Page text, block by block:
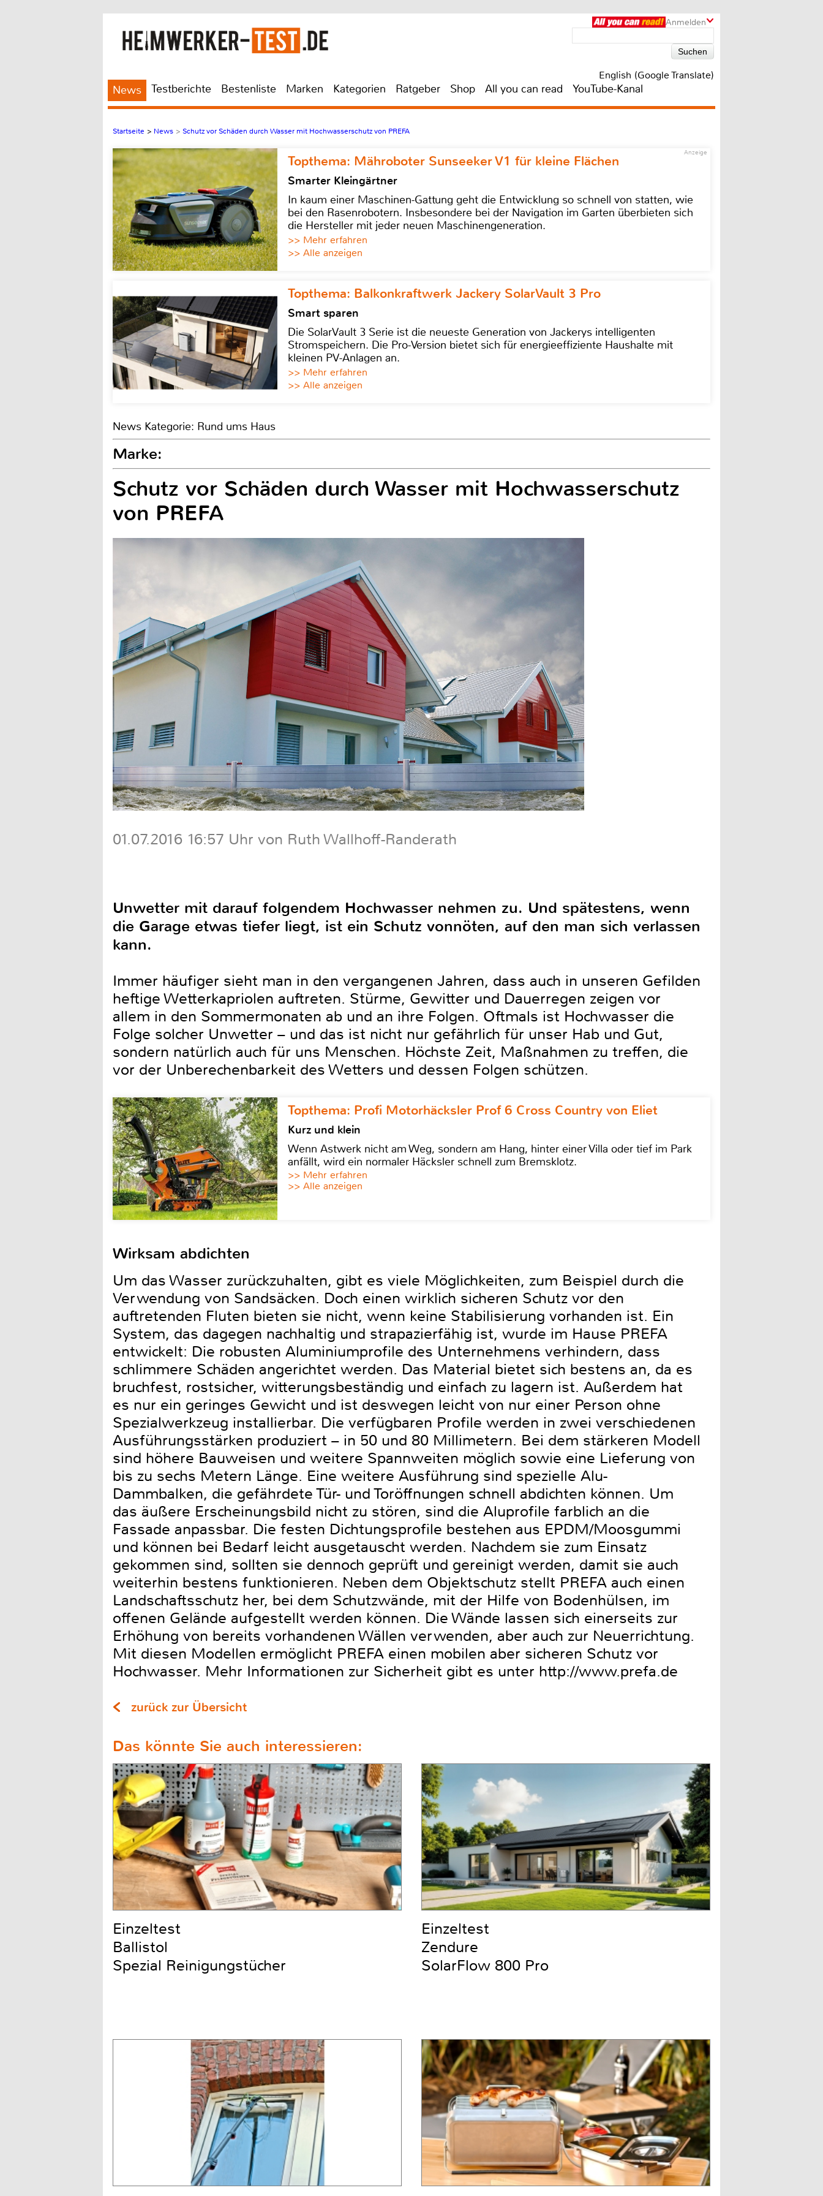
Anmelden
English (Google Translate)
News Testberichte Bestenliste Marken Kategorien Ratgeber Shop All you can read YouTube-Kanal
Startseite > News > Schutz vor Schäden durch Wasser mit Hochwasserschutz von PREFA
Anzeige
Topthema: Mähroboter Sunseeker V1 für kleine Flächen
Smarter Kleingärtner
In kaum einer Maschinen-Gattung geht die Entwicklung so schnell von statten, wie
bei den Rasenrobotern. Insbesondere bei der Navigation im Garten überbieten sich
die Hersteller mit jeder neuen Maschinengeneration.
>> Mehr erfahren
>> Alle anzeigen
Topthema: Balkonkraftwerk Jackery SolarVault 3 Pro
Smart sparen
Die SolarVault 3 Serie ist die neueste Generation von Jackerys intelligenten
Stromspeichern. Die Pro-Version bietet sich für energieeffiziente Haushalte mit
kleinen PV-Anlagen an.
>> Mehr erfahren
>> Alle anzeigen
News Kategorie: Rund ums Haus
Marke:
Schutz vor Schäden durch Wasser mit Hochwasserschutz
von PREFA
01.07.2016 16:57 Uhr von Ruth Wallhoff-Randerath
Unwetter mit darauf folgendem Hochwasser nehmen zu. Und spätestens, wenn
die Garage etwas tiefer liegt, ist ein Schutz vonnöten, auf den man sich verlassen
kann.
Immer häufiger sieht man in den vergangenen Jahren, dass auch in unseren Gefilden
heftige Wetterkapriolen auftreten. Stürme, Gewitter und Dauerregen zeigen vor
allem in den Sommermonaten ab und an ihre Folgen. Oftmals ist Hochwasser die
Folge solcher Unwetter – und das ist nicht nur gefährlich für unser Hab und Gut,
sondern natürlich auch für uns Menschen. Höchste Zeit, Maßnahmen zu treffen, die
vor der Unberechenbarkeit des Wetters und dessen Folgen schützen.
Topthema: Profi Motorhäcksler Prof 6 Cross Country von Eliet
Kurz und klein
Wenn Astwerk nicht am Weg, sondern am Hang, hinter einer Villa oder tief im Park
anfällt, wird ein normaler Häcksler schnell zum Bremsklotz.
>> Mehr erfahren
>> Alle anzeigen
Wirksam abdichten
Um das Wasser zurückzuhalten, gibt es viele Möglichkeiten, zum Beispiel durch die
Verwendung von Sandsäcken. Doch einen wirklich sicheren Schutz vor den
auftretenden Fluten bieten sie nicht, wenn keine Stabilisierung vorhanden ist. Ein
System, das dagegen nachhaltig und strapazierfähig ist, wurde im Hause PREFA
entwickelt: Die robusten Aluminiumprofile des Unternehmens verhindern, dass
schlimmere Schäden angerichtet werden. Das Material bietet sich bestens an, da es
bruchfest, rostsicher, witterungsbeständig und einfach zu lagern ist. Außerdem hat
es nur ein geringes Gewicht und ist deswegen leicht von nur einer Person ohne
Spezialwerkzeug installierbar. Die verfügbaren Profile werden in zwei verschiedenen
Ausführungsstärken produziert – in 50 und 80 Millimetern. Bei dem stärkeren Modell
sind höhere Bauweisen und weitere Spannweiten möglich sowie eine Lieferung von
bis zu sechs Metern Länge. Eine weitere Ausführung sind spezielle Alu-
Dammbalken, die gefährdete Tür- und Toröffnungen schnell abdichten können. Um
das äußere Erscheinungsbild nicht zu stören, sind die Aluprofile farblich an die
Fassade anpassbar. Die festen Dichtungsprofile bestehen aus EPDM/Moosgummi
und können bei Bedarf leicht ausgetauscht werden. Nachdem sie zum Einsatz
gekommen sind, sollten sie dennoch geprüft und gereinigt werden, damit sie auch
weiterhin bestens funktionieren. Neben dem Objektschutz stellt PREFA auch einen
Landschaftsschutz her, bei dem Schutzwände, mit der Hilfe von Bodenhülsen, im
offenen Gelände aufgestellt werden können. Die Wände lassen sich einerseits zur
Erhöhung von bereits vorhandenen Wällen verwenden, aber auch zur Neuerrichtung.
Mit diesen Modellen ermöglicht PREFA einen mobilen aber sicheren Schutz vor
Hochwasser. Mehr Informationen zur Sicherheit gibt es unter http://www.prefa.de
zurück zur Übersicht
Das könnte Sie auch interessieren:
Einzeltest
Ballistol
Spezial Reinigungstücher
Einzeltest
Zendure
SolarFlow 800 Pro